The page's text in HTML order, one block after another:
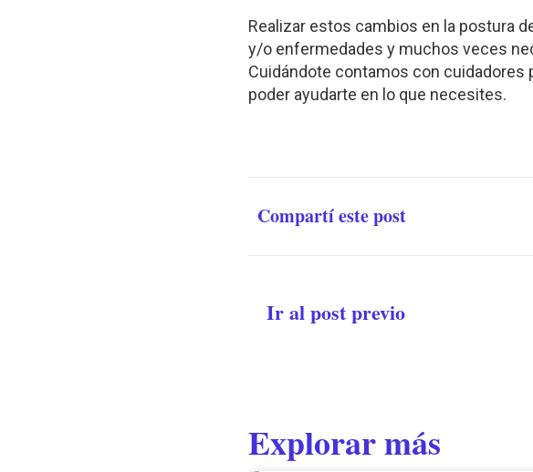
Realizar estos cambios en la postura
y/o enfermedades y muchos veces
Cuidándote contamos con cuidadores
poder ayudarte en lo que necesites.
Compartí este post
Ir al post previo
Explorar más